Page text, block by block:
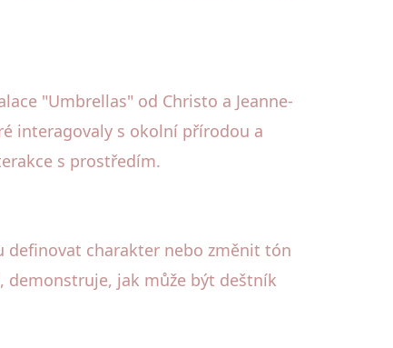
"Umbrellas" od Christo a Jeanne-
interagovaly s okolní přírodou a
s prostředím.
definovat charakter nebo změnit tón
demonstruje, jak může být deštník